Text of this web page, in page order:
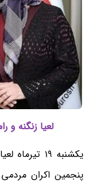
لعیا زنگنه
یکشنبه 19
پنجمین اکران